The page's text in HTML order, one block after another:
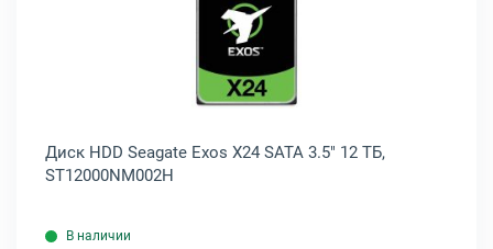
ProLiant Mission Critical SAS 2.5" 2.4 ТБ, P28352-B21
Открыть товар: Диск HDD
Диск HDD Seagate Exos X24 SATA 3.5" 12 ТБ,
ST12000NM002H
В наличии